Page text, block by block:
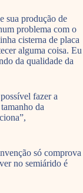
sua produção de
problema com o
cisterna de placa
alguma coisa. Eu
da qualidade da
fazer a
da
só comprova
no semiárido é